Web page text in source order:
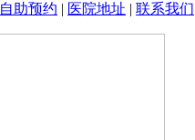
自助预约 | 医院地址 | 联系我们